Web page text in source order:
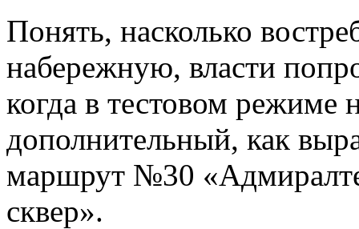
Понять, насколько
набережную, власти
когда в тестовом режиме
дополнительный, как
маршрут №30
сквер».